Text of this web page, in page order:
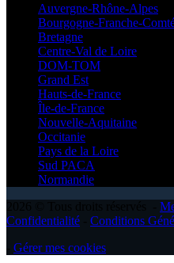
Auvergne-Rhône-Alpes
Bourgogne-Franche-
Bretagne
Centre-Val de Loire
DOM-TOM
Grand Est
Hauts-de-France
Île-de-France
Nouvelle-Aquitaine
Occitanie
Pays de la Loire
Sud PACA
Normandie
Confidentialité
Conditions
Gérer mes cookies